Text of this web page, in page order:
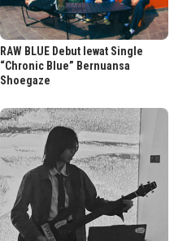
RAW BLUE Debut lewat Single
“Chronic Blue” Bernuansa
Shoegaze